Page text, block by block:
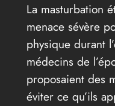
La masturbation
menace sévère
physique durant
médecins de
proposaient des
éviter ce qu’ils